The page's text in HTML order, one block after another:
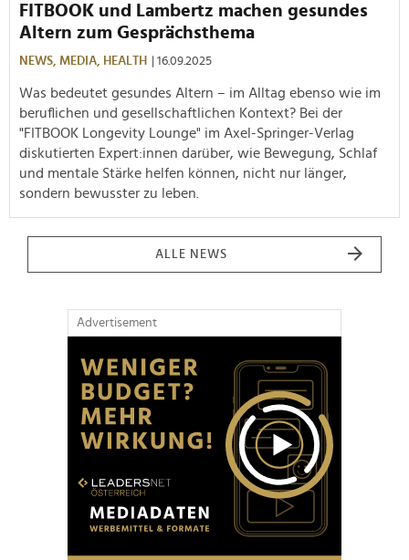
FITBOOK und Lambertz machen gesundes
Altern zum Gesprächsthema
NEWS, MEDIA, HEALTH | 16.09.2025
Was bedeutet gesundes Altern – im Alltag ebenso wie im
beruflichen und gesellschaftlichen Kontext? Bei der
"FITBOOK Longevity Lounge" im Axel-Springer-Verlag
diskutierten Expert:innen darüber, wie Bewegung, Schlaf
und mentale Stärke helfen können, nicht nur länger,
sondern bewusster zu leben.
ALLE NEWS
Advertisement